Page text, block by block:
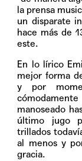
la prensa
un disparate
hace más de
este.
En lo lírico
mejor forma
y por
manoseado
último jugo
trillados
al menos y
gracia.